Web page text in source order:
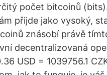
počet bitcoinů
přijde jako vysoký,
znásobí právě
decentralizovaná
USD = 1039756.1